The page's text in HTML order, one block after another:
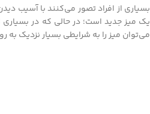
بسیاری از افراد تصور می‌کنند با آسیب
یک میز جدید است؛ در حالی که در بسیاری
می‌توان میز را به شرایطی بسیار نزدیک به